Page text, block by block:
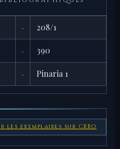
· 208/1
· 390
· Pinaria 1
les exemplaires sur CRRO